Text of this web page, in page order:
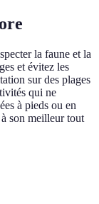
la faune et la
et évitez les
sur des plages
qui ne
à pieds ou en
son meilleur tout